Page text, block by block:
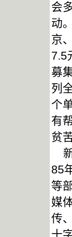
会
动
京
7.5
募
列
个
有
贫
新
85
等
媒
传